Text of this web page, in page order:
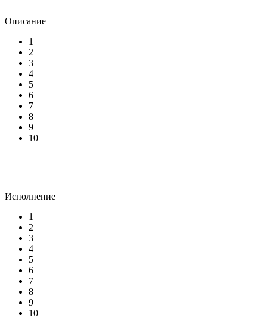
Описание
1
2
3
4
5
6
7
8
9
10
Исполнение
1
2
3
4
5
6
7
8
9
10